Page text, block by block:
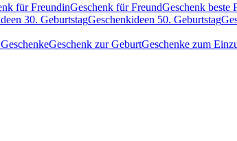
für FreundinGeschenk für FreundGeschenk beste
30. GeburtstagGeschenkideen 50. Geburtstag
Geschenk zur GeburtGeschenke zum